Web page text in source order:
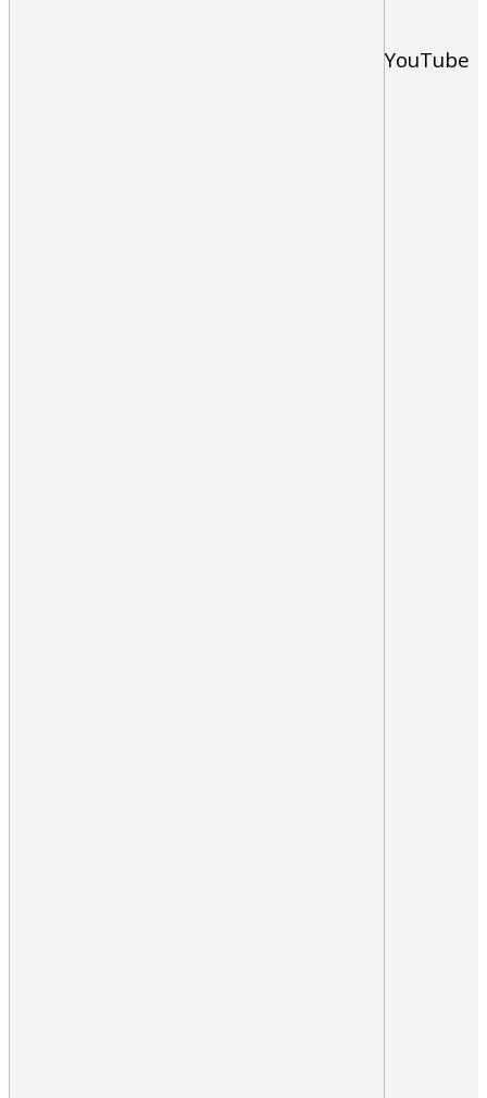
YouTube